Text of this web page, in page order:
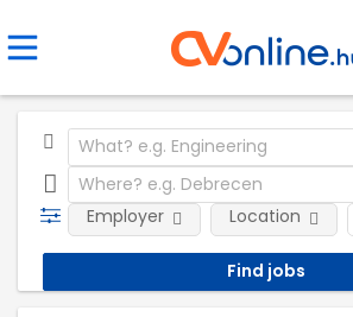
Employer Location